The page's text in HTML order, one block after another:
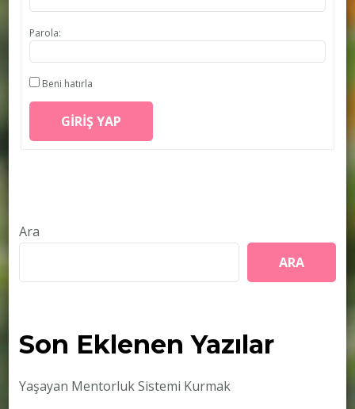
Parola:
Beni hatırla
GIRIŞ YAP
Ara
ARA
Son Eklenen Yazılar
Yaşayan Mentorluk Sistemi Kurmak